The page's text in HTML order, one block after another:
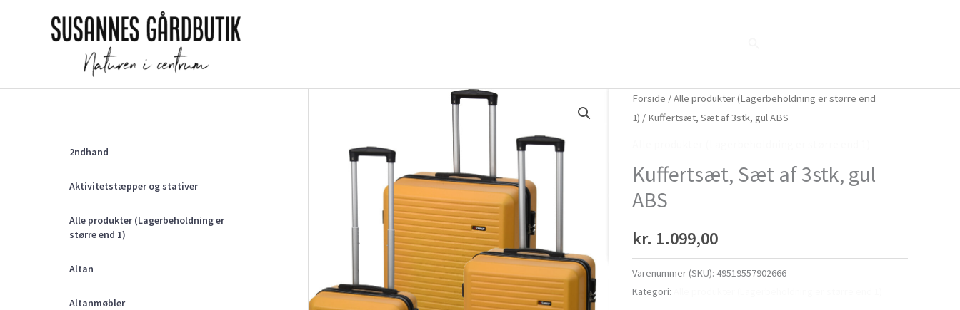
2ndhand
Aktivitetstæpper og stativer
Alle produkter (Lagerbeholdning er
større end 1)
Altan
Altanmøbler
Forside /Alle produkter (Lagerbeholdning er større end
1) / Kuffertsæt, Sæt af 3stk, gul ABS
Kuffertsæt, Sæt af 3stk, gul
ABS
kr. 1.099,00
Varenummer (SKU): 49519557902666
Kategori: